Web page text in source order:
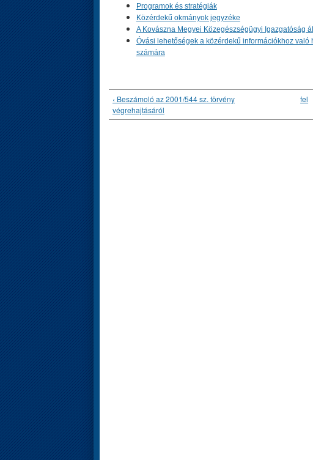
Programok és stratégiák
Közérdekű okmányok jegyzéke
A Kovászna Megyei Közegészségügyi Igazgatóság
Óvási lehetőségek a közérdekű információkhoz
számára
‹ Beszámoló az 2001/544 sz. törvény
végrehajtásáról
fel